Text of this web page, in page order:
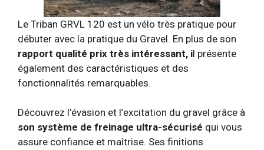
Le Triban GRVL 120 est un vélo très pratique pour
débuter avec la pratique du Gravel. En plus de son
rapport qualité prix très intéressant, il présente
également des caractéristiques et des
fonctionnalités remarquables.
Découvrez l’évasion et l’excitation du gravel grâce à
son système de freinage ultra-sécurisé qui vous
assure confiance et maîtrise. Ses finitions